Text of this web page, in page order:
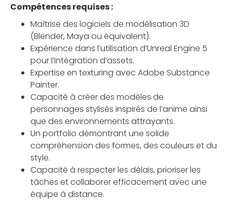
Compétences requises :
Maîtrise des logiciels de modélisation 3D
(Blender, Maya ou équivalent).
Expérience dans l’utilisation d’Unreal Engine 5
pour l’intégration d’assets.
Expertise en texturing avec Adobe Substance
Painter.
Capacité à créer des modèles de
personnages stylisés inspirés de l’anime ainsi
que des environnements attrayants.
Un portfolio démontrant une solide
compréhension des formes, des couleurs et du
style.
Capacité à respecter les délais, prioriser les
tâches et collaborer efficacement avec une
équipe à distance.